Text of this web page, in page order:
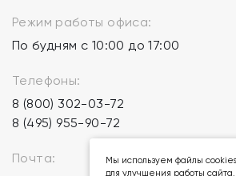
Режим работы офиса:
По будням с 10:00 до 17:00
Телефоны:
8 (800) 302-03-72
8 (495) 955-90-72
Почта:
Мы используем файлы cookies
для улучшения работы сайта.